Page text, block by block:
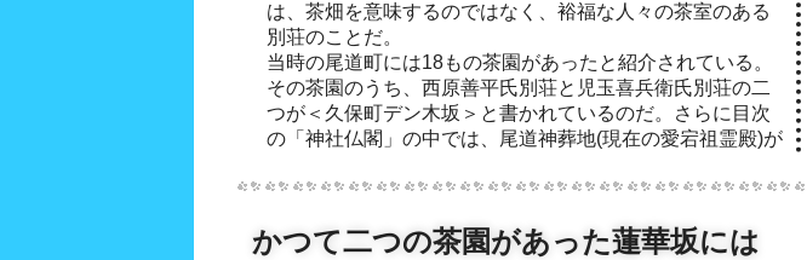
は、茶畑を意味するのではなく、裕福な人々の茶室のある
別荘のことだ。
当時の尾道町には18もの茶園があったと紹介されている。
その茶園のうち、西原善平氏別荘と児玉喜兵衛氏別荘の二
つが＜久保町デン木坂＞と書かれているのだ。さらに目次
の「神社仏閣」の中では、尾道神葬地(現在の愛宕祖霊殿)が
かつて二つの茶園があった蓮華坂には